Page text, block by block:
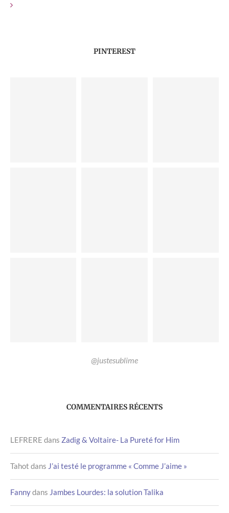
PINTEREST
@justesublime
COMMENTAIRES RÉCENTS
LEFRERE dans Zadig & Voltaire- La Pureté for Him
Tahot dans J’ai testé le programme « Comme J’aime »
Fannydans Jambes Lourdes: la solution Talika